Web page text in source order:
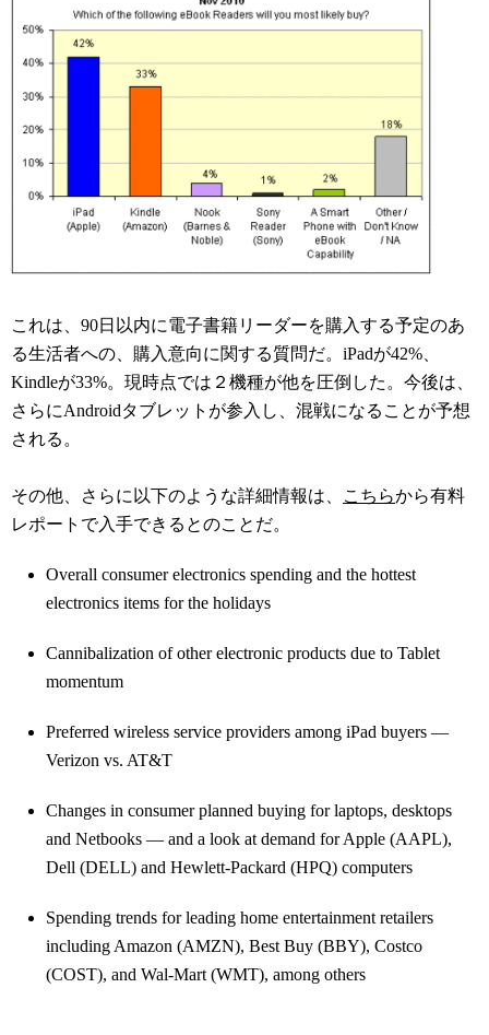
これは、90日以内に電子書籍リーダーを購入する予定のあ
る生活者への、購入意向に関する質問だ。iPadが42%、
Kindleが33%。現時点では２機種が他を圧倒した。今後は、
さらにAndroidタブレットが参入し、混戦になることが予想
される。
その他、さらに以下のような詳細情報は、 こちらから有料
レポートで入手できるとのことだ。
Overall consumer electronics spending and the hottest
electronics items for the holidays
Cannibalization of other electronic products due to Tablet
momentum
Preferred wireless service providers among iPad buyers —
Verizon vs. AT&T
Changes in consumer planned buying for laptops, desktops
and Netbooks — and a look at demand for Apple (AAPL),
Dell (DELL) and Hewlett-Packard (HPQ) computers
Spending trends for leading home entertainment retailers
including Amazon (AMZN), Best Buy (BBY), Costco
(COST), and Wal-Mart (WMT), among others